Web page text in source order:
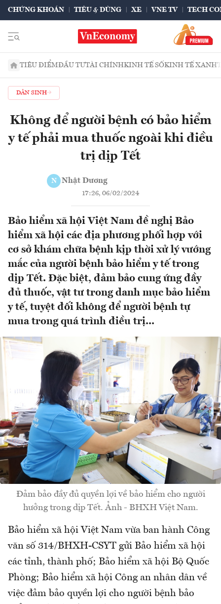
CHỨNG KHOÁN TIÊU & DÙNG XE VNE TV TECH
TIÊU ĐIỂMĐẦU TƯTÀI CHÍNHKINH TẾ SỐKINH TẾ XANH
DÂN SINH
Không để người bệnh có bảo hiểm
y tế phải mua thuốc ngoài khi điều
trị dịp Tết
N Nhật Dương
17:26, 06/02/2024
Bảo hiểm xã hội Việt Nam đề nghị Bảo
hiểm xã hội các địa phương phối hợp với
cơ sở khám chữa bệnh kịp thời xử lý vướng
mắc của người bệnh bảo hiểm y tế trong
dịp Tết. Đặc biệt, đảm bảo cung ứng đầy
đủ thuốc, vật tư trong danh mục bảo hiểm
y tế, tuyệt đối không để người bệnh tự
mua trong quá trình điều trị...
Đảm bảo đầy đủ quyền lợi về bảo hiểm cho người
hưởng trong dịp Tết. Ảnh - BHXH Việt Nam.
Bảo hiểm xã hội Việt Nam vừa ban hành Công
văn số 314/BHXH-CSYT gửi Bảo hiểm xã hội
các tỉnh, thành phố; Bảo hiểm xã hội Bộ Quốc
Phòng; Bảo hiểm xã hội Công an nhân dân về
việc đảm bảo quyền lợi cho người bệnh bảo